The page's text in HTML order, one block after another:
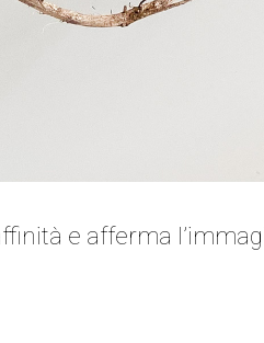
e afferma